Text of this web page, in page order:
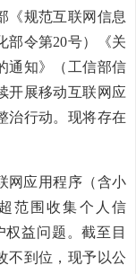
《规范互联网信息
部令第20号）《关
通知》（工信部信
开展移动互联网应
治行动。现将存在
网应用程序（含小
范围收集个人信
权益问题。截至目
不到位，现予以公